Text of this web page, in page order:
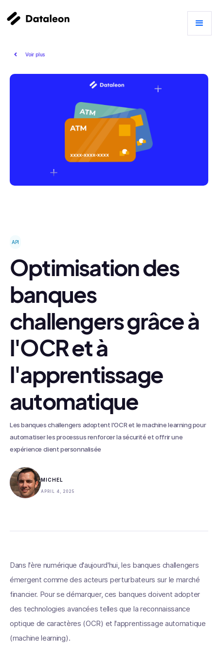
Voir plus
API
Optimisation des
banques
challengers grâce à
l'OCR et à
l'apprentissage
automatique
Les banques challengers adoptent l'OCR et le machine learning pour
automatiser les processus renforcer la sécurité et offrir une
expérience client personnalisée
MICHEL
APRIL 4, 2025
Dans l'ère numérique d'aujourd'hui, les banques challengers
émergent comme des acteurs perturbateurs sur le marché
financier. Pour se démarquer, ces banques doivent adopter
des technologies avancées telles que la reconnaissance
optique de caractères (OCR) et l'apprentissage automatique
(machine learning).